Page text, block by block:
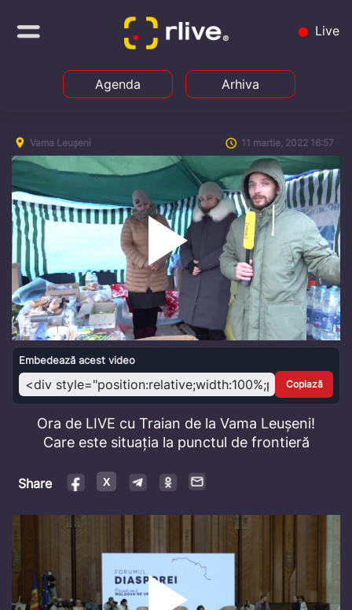
Live
Agenda Arhiva
Vama Leușeni 11 martie, 2022 16:57
Play
Video
Embedează acest video
Copiază
Ora de LIVE cu Traian de la Vama Leușeni!
Care este situația la punctul de frontieră
Share